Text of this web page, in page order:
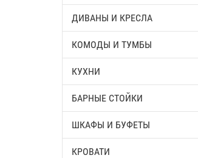
ДИВАНЫ И КРЕСЛА
КОМОДЫ И ТУМБЫ
КУХНИ
БАРНЫЕ СТОЙКИ
ШКАФЫ И БУФЕТЫ
КРОВАТИ